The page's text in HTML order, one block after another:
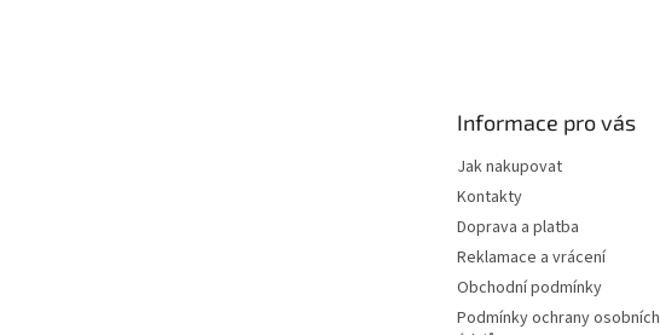
Informace pro vás
Jak nakupovat
Kontakty
Doprava a platba
Reklamace a vrácení
Obchodní podmínky
Podmínky ochrany osobních